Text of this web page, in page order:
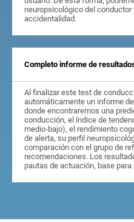
neuropsicológico del conductor
accidentalidad.
Completo informe de
Al finalizar este test de
automáticamente un informe
donde encontraremos una
conducción, el índice de
medio-bajo), el rendimiento
de alerta, su perfil
comparación con el grupo de
recomendaciones. Los
pautas de actuación, base